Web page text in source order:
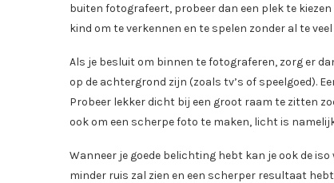
buiten fotografeert, probeer dan een plek te
kind om te verkennen en te spelen zonder al te
Als je besluit om binnen te fotograferen, zorg er
op de achtergrond zijn (zoals tv’s of speelgoed).
Probeer lekker dicht bij een groot raam te zitten
ook om een scherpe foto te maken, licht is
Wanneer je goede belichting hebt kan je ook de
minder ruis zal zien en een scherper resultaat